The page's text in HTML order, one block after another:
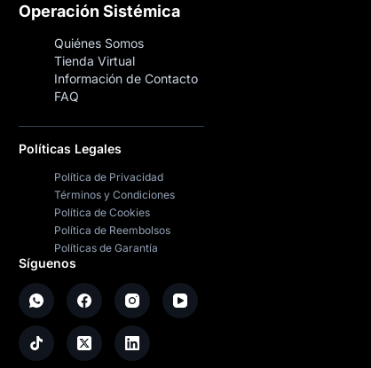
Operación Sistémica
Quiénes Somos
Tienda Virtual
Información de Contacto
FAQ
Políticas Legales
Política de Privacidad
Términos y Condiciones
Política de Cookies
Política de Reembolsos
Políticas de Garantía
Síguenos